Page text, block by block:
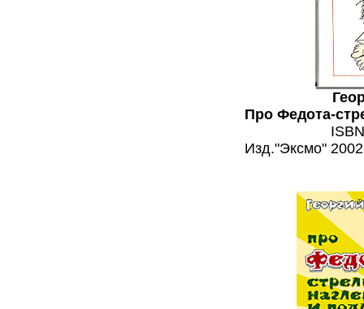
Про Федота-
Изд."Эксмо"